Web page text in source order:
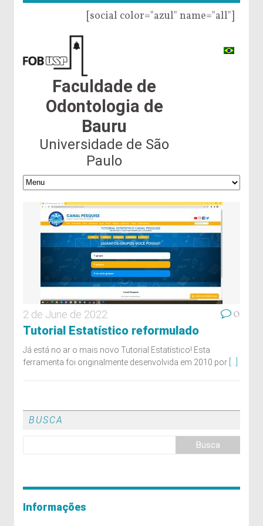
[social color="azul" name="all"]
Faculdade de
Odontologia de
Bauru
Universidade de São
Paulo
2 de June de 2022 0
Tutorial Estatístico reformulado
Já está no ar o mais novo Tutorial Estatístico! Esta
ferramenta foi originalmente desenvolvida em 2010 por
BUSCA
Informações